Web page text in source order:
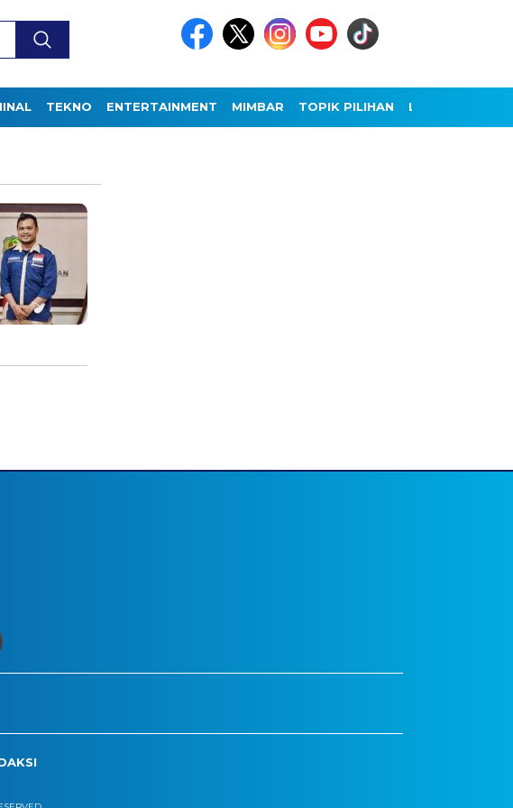
TEKNO ENTERTAINMENT MIMBAR TOPIK PILIHAN LAINNYA